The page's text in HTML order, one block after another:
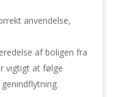
anvendelse,
af boligen fra
vigtigt at følge